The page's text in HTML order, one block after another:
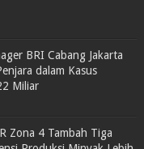
BRI Cabang Jakarta
dalam Kasus
Miliar
Zona 4 Tambah Tiga